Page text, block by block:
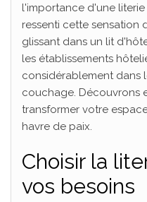
l'importance d'une
ressenti cette sensation
glissant dans un lit
les établissements
considérablement dans
couchage. Découvrons
transformer votre
havre de paix.
Choisir la
vos besoins